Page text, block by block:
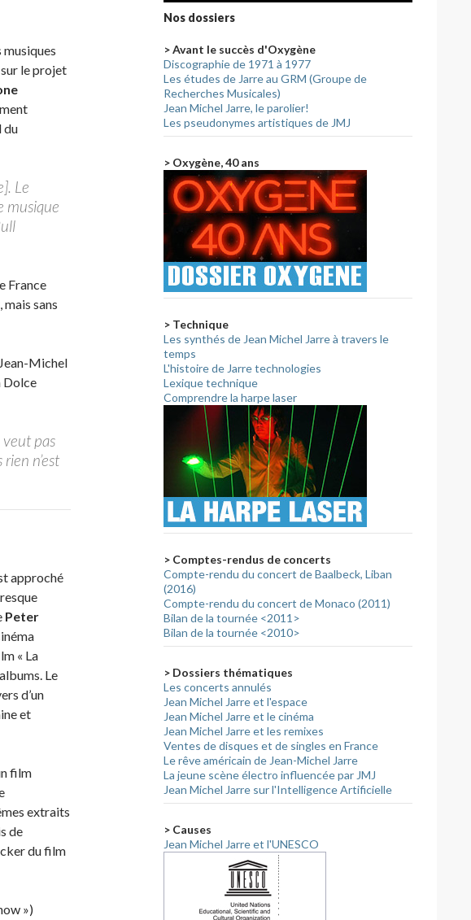
musiques
le projet
du
Le
musique
France
sans
Michel
Dolce
pas
n’est
approché
Peter
« La
Le
d’un
et
film
extraits
de
du film
»)
Nos dossiers
> Avant le succès d'Oxygène
Discographie de 1971 à 1977
Les études de Jarre au GRM (Groupe de
Recherches Musicales)
Jean Michel Jarre, le parolier!
Les pseudonymes artistiques de JMJ
> Oxygène, 40 ans
> Technique
Les synthés de Jean Michel Jarre à travers le
temps
L'histoire de Jarre technologies
Lexique technique
Comprendre la harpe laser
> Comptes-rendus de concerts
Compte-rendu du concert de Baalbeck, Liban
(2016)
Compte-rendu du concert de Monaco (2011)
Bilan de la tournée <2011>
Bilan de la tournée <2010>
> Dossiers thématiques
Les concerts annulés
Jean Michel Jarre et l'espace
Jean Michel Jarre et le cinéma
Jean Michel Jarre et les remixes
Ventes de disques et de singles en France
Le rêve américain de Jean-Michel Jarre
La jeune scène électro influencée par JMJ
Jean Michel Jarre sur l'Intelligence Artificielle
> Causes
Jean Michel Jarre et l'UNESCO